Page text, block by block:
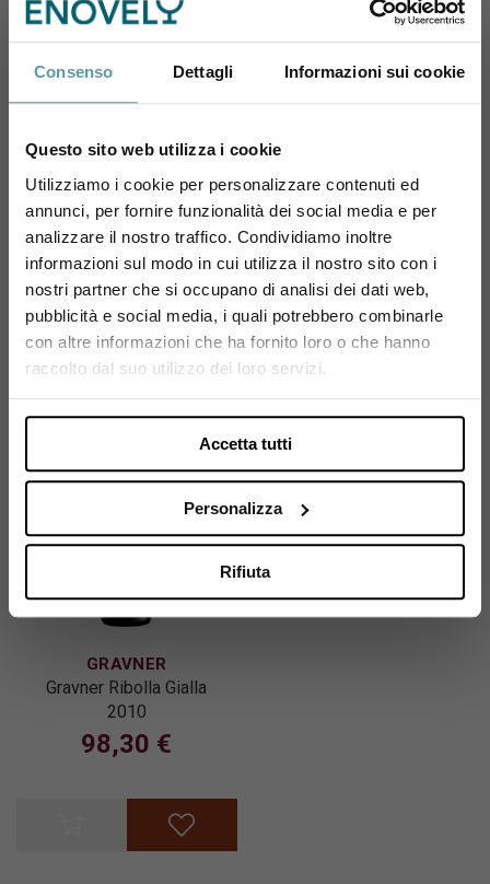
Consenso Dettagli Informazioni sui cookie
Questo sito web utilizza i cookie
Utilizziamo i cookie per personalizzare contenuti ed
annunci, per fornire funzionalità dei social media e per
analizzare il nostro traffico. Condividiamo inoltre
informazioni sul modo in cui utilizza il nostro sito con i
nostri partner che si occupano di analisi dei dati web,
pubblicità e social media, i quali potrebbero combinarle
con altre informazioni che ha fornito loro o che hanno
raccolto dal suo utilizzo dei loro servizi.
Accetta tutti
Personalizza
Rifiuta
Esaurito
TRÖPFLTALHOF
Tröpfltalhof Sauvignon
Garnellen 2015
50,30 €
Esaurito
Gravner Ribolla Gialla
2011
96,30 €
Esaurito
GRAVNER
Gravner Ribolla Gialla
2010
98,30 €
Sei maggiorenne?
Utilizza il coupon NEWENOVELY
per avere un 10% di sconto sul tuo primo ordine!
Si, sono maggiorenne.